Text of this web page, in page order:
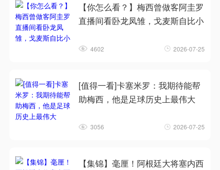
【你怎么看？】梅西曾做客阿圭罗
直播间看卧龙凤雏，戈麦斯自比小
4602 2026-07-25
[值得一看]卡塞米罗：我期待能帮
助梅西，他是足球历史上最伟大
3056 2026-07-25
【集锦】毫厘！阿根廷大将塞内西